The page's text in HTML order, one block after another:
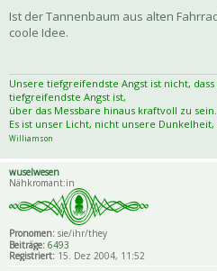
Ist der Tannenbaum aus alten
coole Idee.
Unsere tiefgreifendste Angst ist nicht,
tiefgreifendste Angst ist,
über das Messbare hinaus kraftvoll zu sein.
Es ist unser Licht, nicht unsere
Williamson
wuselwesen
Nähkromant:in
Pronomen: sie/ihr/they
Beiträge: 6493
Registriert: 15. Dez 2004, 11:52